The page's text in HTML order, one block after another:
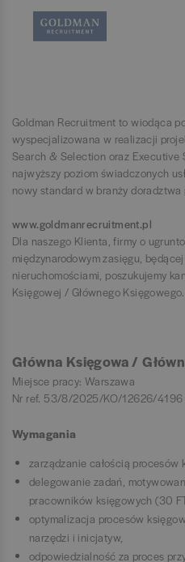
Goldman Recruitment to wiodąca
wyspecjalizowana w realizacji
Search & Selection oraz Executive
najwyższy poziom świadczonych
nowy standard w branży doradztwa
www.goldmanrecruitment.pl
Dla naszego Klienta, firmy o
międzynarodowym zasięgu,
nieruchomościami, poszukujemy
Księgowej / Głównego Księgowego.
Główna Księgowa /
Miejsce pracy: Warszawa
Nr ref. 53/8/2025/KO/12626/4196
Wymagania
zarządzanie całością
delegowanie zadań,
pracowników księgowych (30
optymalizacja procesów
narzędzi i inicjatyw,
odpowiedzialność za proces